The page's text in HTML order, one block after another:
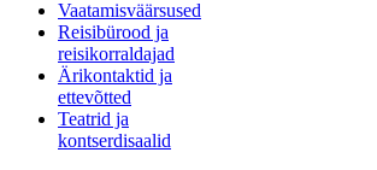
Vaatamisväärsused
Reisibürood ja
reisikorraldajad
Ärikontaktid ja
ettevõtted
Teatrid ja
kontserdisaalid